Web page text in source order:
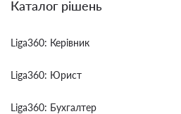
Каталог рішень
Liga360: Керівник
Liga360: Юрист
Liga360: Бухгалтер